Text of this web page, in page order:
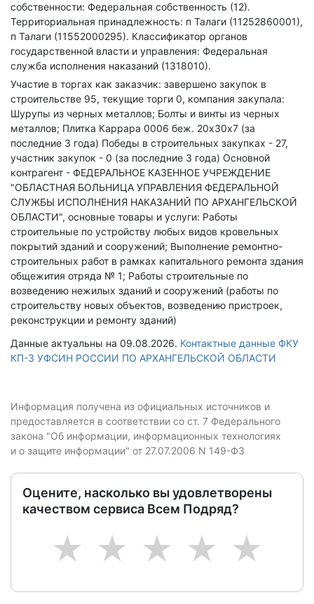
собственности: Федеральная собственность (12).
Территориальная принадлежность: п Талаги (11252860001),
п Талаги (11552000295). Классификатор органов
государственной власти и управления: Федеральная
служба исполнения наказаний (1318010).
Участие в торгах как заказчик: завершено закупок в
строительстве 95, текущие торги 0, компания закупала:
Шурупы из черных металлов; Болты и винты из черных
металлов; Плитка Каррара 0006 беж. 20х30х7 (за
последние 3 года) Победы в строительных закупках - 27,
участник закупок - 0 (за последние 3 года) Основной
контрагент - ФЕДЕРАЛЬНОЕ КАЗЕННОЕ УЧРЕЖДЕНИЕ
"ОБЛАСТНАЯ БОЛЬНИЦА УПРАВЛЕНИЯ ФЕДЕРАЛЬНОЙ
СЛУЖБЫ ИСПОЛНЕНИЯ НАКАЗАНИЙ ПО АРХАНГЕЛЬСКОЙ
ОБЛАСТИ", основные товары и услуги: Работы
строительные по устройству любых видов кровельных
покрытий зданий и сооружений; Выполнение ремонтно-
строительных работ в рамках капитального ремонта здания
общежития отряда № 1; Работы строительные по
возведению нежилых зданий и сооружений (работы по
строительству новых объектов, возведению пристроек,
реконструкции и ремонту зданий)
Данные актуальны на 09.08.2026. Контактные данные ФКУ
КП-3 УФСИН РОССИИ ПО АРХАНГЕЛЬСКОЙ ОБЛАСТИ
Информация получена из официальных источников и
предоставляется в соответствии со ст. 7 Федерального
закона "Об информации, информационных технологиях
и о защите информации" от 27.07.2006 N 149-ФЗ
Оцените, насколько вы удовлетворены
качеством сервиса Всем Подряд?
5
4
3
2
1